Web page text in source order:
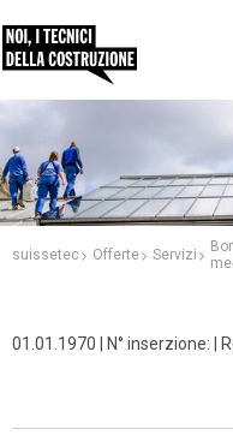
suissetec Offerte Servizi
01.01.1970 | N° inserzione: |